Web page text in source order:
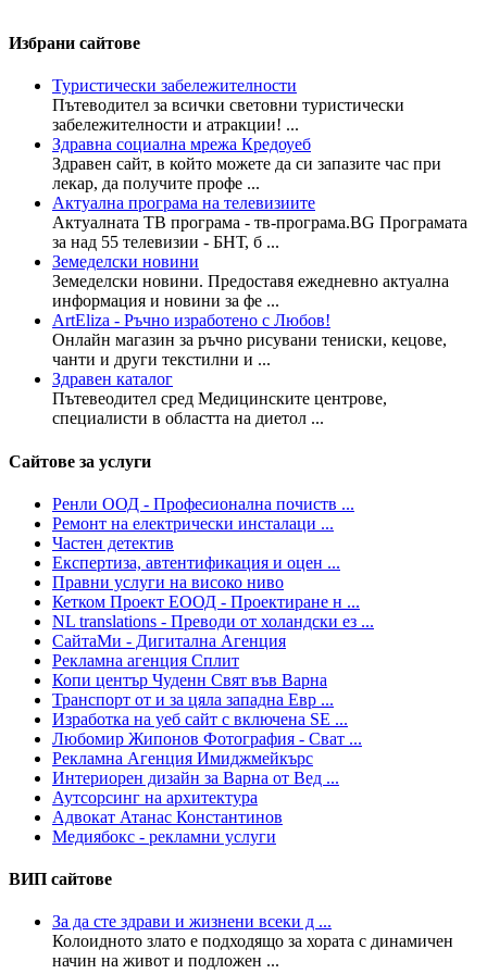
Избрани сайтове
Туристически забележителности
Пътеводител за всички световни туристически
забележителности и атракции! ...
Здравна социална мрежа Кредоуеб
Здравен сайт, в който можете да си запазите час при
лекар, да получите профе ...
Актуална програма на телевизиите
Актуалната ТВ програма - тв-програма.BG Програмата
за над 55 телевизии - БНТ, б ...
Земеделски новини
Земеделски новини. Предоставя ежедневно актуална
информация и новини за фе ...
ArtEliza - Ръчно изработено с Любов!
Онлайн магазин за ръчно рисувани тениски, кецове,
чанти и други текстилни и ...
Здравен каталог
Пътевеодител сред Медицинските центрове,
специалисти в областта на диетол ...
Сайтове за услуги
Ренли ООД - Професионална почиств ...
Ремонт на електрически инсталаци ...
Частен детектив
Експертиза, автентификация и оцен ...
Правни услуги на високо ниво
Кетком Проект ЕООД - Проектиране н ...
NL translations - Преводи от холандски ез ...
СайтаМи - Дигитална Агенция
Рекламна агенция Сплит
Копи център Чуденн Свят във Варна
Транспорт от и за цяла западна Евр ...
Изработка на уеб сайт с включена SE ...
Любомир Жипонов Фотография - Сват ...
Рекламна Агенция Имиджмейкърс
Интериорен дизайн за Варна от Вед ...
Аутсорсинг на архитектура
Адвокат Атанас Константинов
Медиябокс - рекламни услуги
ВИП сайтове
За да сте здрави и жизнени всеки д ...
Колoидното злато е подходящо за хората с динамичен
начин на живот и подложен ...